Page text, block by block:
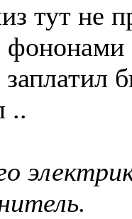
тут не
..